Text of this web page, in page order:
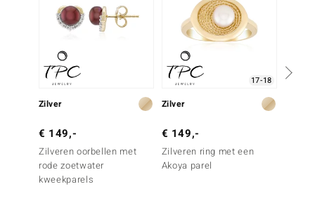
Zilver
€ 149,-
Zilveren oorbellen met
rode zoetwater
kweekparels
17-18
Zilver
€ 149,-
Zilveren ring met een
Akoya parel